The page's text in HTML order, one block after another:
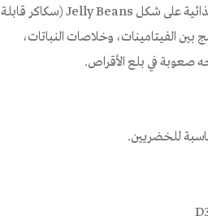
الآن، تطلق ماركة Life من سوبر فارم، مجموعة جديدة من المكمّلات الغذائية على شكل Jelly Beans (سكاكر قابلة
تدمج بين الفيتامينات، وخلاصات النباتات،
صعوبة في بلع الأقراص.